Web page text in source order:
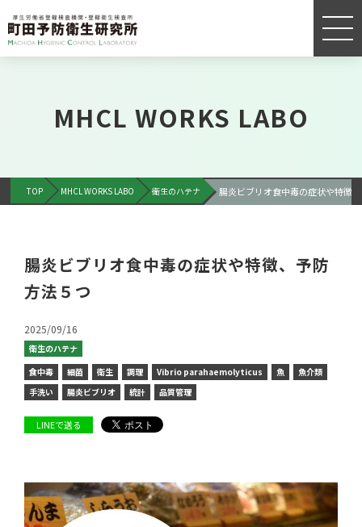
MHCL WORKS LABO
TOP MHCL WORKS LABO 衛生のハテナ 腸炎ビブリオ食中毒の症状や特徴
腸炎ビブリオ食中毒の症状や特徴、予防
方法５つ
2025/09/16
衛生のハテナ
食中毒
細菌 衛生 調理 Vibrio parahaemolyticus 魚
魚介類
手洗い
腸炎ビブリオ 統計 品質管理
LINEで送る